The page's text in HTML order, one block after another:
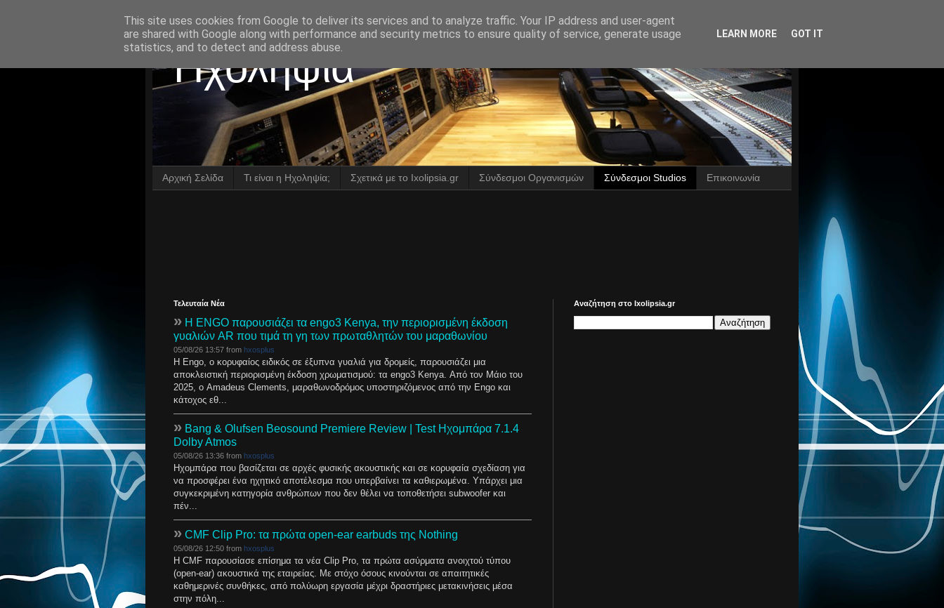
Ηχοληψία
Αρχική Σελίδα Τι είναι η Ηχοληψία; Σχετικά με το Ixolipsia.gr Σύνδεσμοι Οργανισμών Σύνδεσμοι Studios Επικοινωνία
Τελευταία Νέα
» Η ENGO παρουσιάζει τα engo3 Kenya, την περιορισμένη έκδοση
γυαλιών AR που τιμά τη γη των πρωταθλητών του μαραθωνίου
05/08/26 13:57 from hxosplus
Η Engo, ο κορυφαίος ειδικός σε έξυπνα γυαλιά για δρομείς, παρουσιάζει μια
αποκλειστική περιορισμένη έκδοση χρωματισμού: τα engo3 Kenya. Από τον Μάιο του
2025, ο Amadeus Clements, μαραθωνοδρόμος υποστηριζόμενος από την Engo και
κάτοχος εθ...
» Bang & Olufsen Beosound Premiere Review | Test Ηχομπάρα 7.1.4
Dolby Atmos
05/08/26 13:36 from hxosplus
Ηχομπάρα που βασίζεται σε αρχές φυσικής ακουστικής και σε κορυφαία σχεδίαση για
να προσφέρει ένα ηχητικό αποτέλεσμα που υπερβαίνει τα καθιερωμένα. Υπάρχει μια
συγκεκριμένη κατηγορία ανθρώπων που δεν θέλει να τοποθετήσει subwoofer και
πέν...
» CMF Clip Pro: τα πρώτα open‑ear earbuds της Nothing
05/08/26 12:50 from hxosplus
Η CMF παρουσίασε επίσημα τα νέα Clip Pro, τα πρώτα ασύρματα ανοιχτού τύπου
(open‑ear) ακουστικά της εταιρείας. Με στόχο όσους κινούνται σε απαιτητικές
καθημερινές συνθήκες, από πολύωρη εργασία μέχρι δραστήριες μετακινήσεις μέσα
στην πόλη...
Αναζήτηση στο Ixolipsia.gr
This site uses cookies from Google to deliver its services and to analyze traffic. Your IP address and user-agent
are shared with Google along with performance and security metrics to ensure quality of service, generate usage
statistics, and to detect and address abuse.
LEARN MORE GOT IT